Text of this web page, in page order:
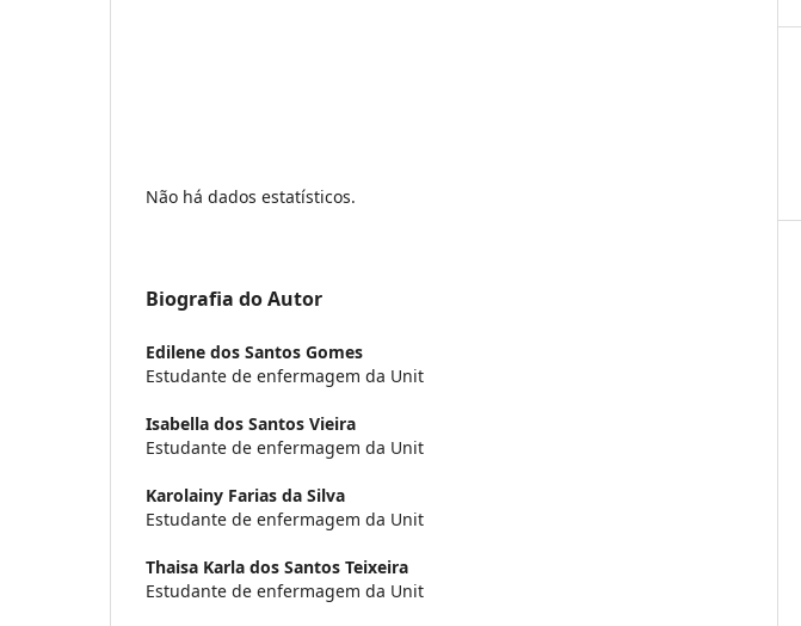
Não há dados estatísticos.
Biografia do Autor
Edilene dos Santos Gomes
Estudante de enfermagem da Unit
Isabella dos Santos Vieira
Estudante de enfermagem da Unit
Karolainy Farias da Silva
Estudante de enfermagem da Unit
Thaisa Karla dos Santos Teixeira
Estudante de enfermagem da Unit